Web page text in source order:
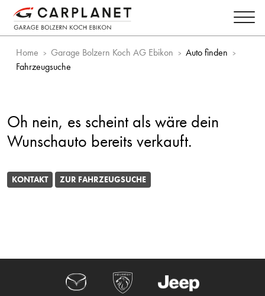
Home Garage Bolzern Koch AG Ebikon
Auto finden
Fahrzeugsuche
Oh nein, es scheint als wäre dein
Wunschauto bereits verkauft.
KONTAKT ZUR FAHRZEUGSUCHE